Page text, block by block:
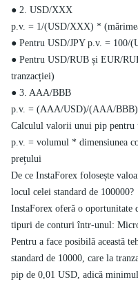
● 2. USD/XXX
p.v. = 1/(USD/XXX) *
● Pentru USD/JPY p.v. = 100/
● Pentru USD/RUB și EUR/
tranzacției)
● 3. AAA/BBB
p.v. = (AAA/USD)/(AAA/BBB)
Calculul valorii unui pip pentru
p.v. = volumul * dimensiunea
prețului
De ce InstaForex folosește
locul celei standard de 100000?
InstaForex oferă o oportunitate
tipuri de conturi într-unul:
Pentru a face posibilă această
standard de 10000, care la
pip de 0,01 USD, adică